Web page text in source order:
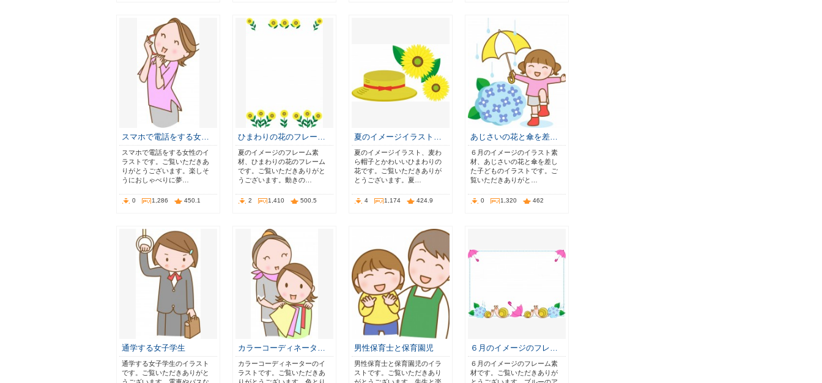
スマホで電話をする女…
スマホで電話をする女性のイ
ラストです。ご覧いただきあ
りがとうございます。楽しそ
うにおしゃべりに夢…
0 1,286 450.1
ひまわりの花のフレー…
夏のイメージのフレーム素
材、ひまわりの花のフレーム
です。ご覧いただきありがと
うございます。動きの…
2 1,410 500.5
夏のイメージイラスト…
夏のイメージイラスト、麦わ
ら帽子とかわいいひまわりの
花です。ご覧いただきありが
とうございます。夏…
4 1,174 424.9
あじさいの花と傘を差…
６月のイメージのイラスト素
材、あじさいの花と傘を差し
た子どものイラストです。ご
覧いただきありがと…
0 1,320 462
通学する女子学生
通学する女子学生のイラスト
です。ご覧いただきありがと
カラーコーディネータ…
カラーコーディネーターのイ
ラストです。ご覧いただきあ
男性保育士と保育園児
男性保育士と保育園児のイラ
ストです。ご覧いただきあり
６月のイメージのフレ…
６月のイメージのフレーム素
材です。ご覧いただきありが